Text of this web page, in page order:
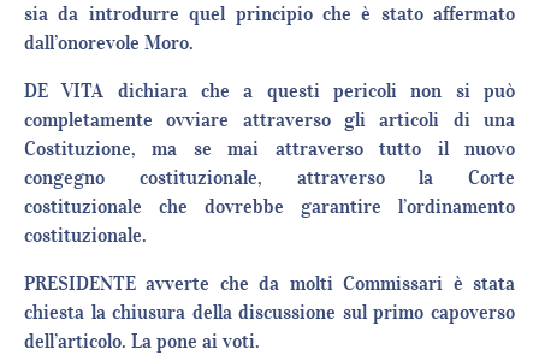
sia da introdurre quel principio che è stato affermato
dall’onorevole Moro.
DE VITA dichiara che a questi pericoli non si può
completamente ovviare attraverso gli articoli di una
Costituzione, ma se mai attraverso tutto il nuovo
congegno costituzionale, attraverso la Corte
costituzionale che dovrebbe garantire l’ordinamento
costituzionale.
PRESIDENTE avverte che da molti Commissari è stata
chiesta la chiusura della discussione sul primo capoverso
dell’articolo. La pone ai voti.